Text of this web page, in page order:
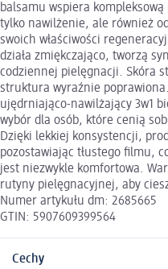
balsamu wspiera
tylko nawilżenie, ale również
swoich właściwości
działa zmiękczająco, tworzą
codziennej pielęgnacji. Skóra
struktura wyraźnie poprawiona.
ujędrniająco-nawilżający 3w1
wybór dla osób, które cenią
Dzięki lekkiej konsystencji,
pozostawiając tłustego filmu,
jest niezwykle komfortowa.
rutyny pielęgnacyjnej, aby
Numer artykułu dm: 2685665
GTIN: 5907609399564
Cechy